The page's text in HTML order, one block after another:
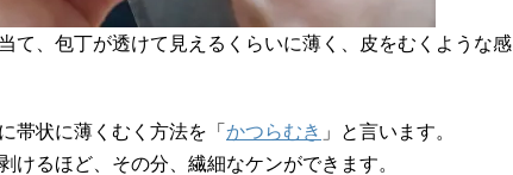
て、包丁が透けて見えるくらいに薄く、皮をむくような感
帯状に薄くむく方法を「 かつらむき 」と言います。
けるほど、その分、繊細なケンができます。